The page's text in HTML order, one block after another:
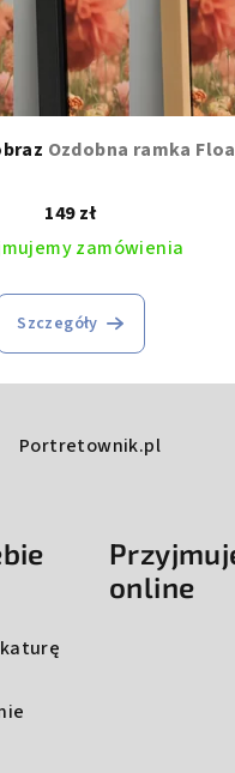
Styl Charmé -
Styl Esencja-
Styl Noiré-
Styl Anime
Ozdobna ramka
149 zł
zamówienia
Szczegóły
Portretownik.pl
online